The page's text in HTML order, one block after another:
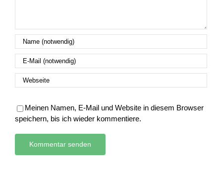
Meinen Namen, E-Mail und Website in diesem Browser
speichern, bis ich wieder kommentiere.